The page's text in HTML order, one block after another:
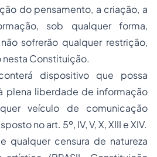
do pensamento, a criação, a
sob qualquer forma,
sofrerão qualquer restrição,
Constituição.
dispositivo que possa
plena liberdade de informação
veículo de comunicação
no art. 5º, IV, V, X, XIII e XIV.
qualquer censura de natureza